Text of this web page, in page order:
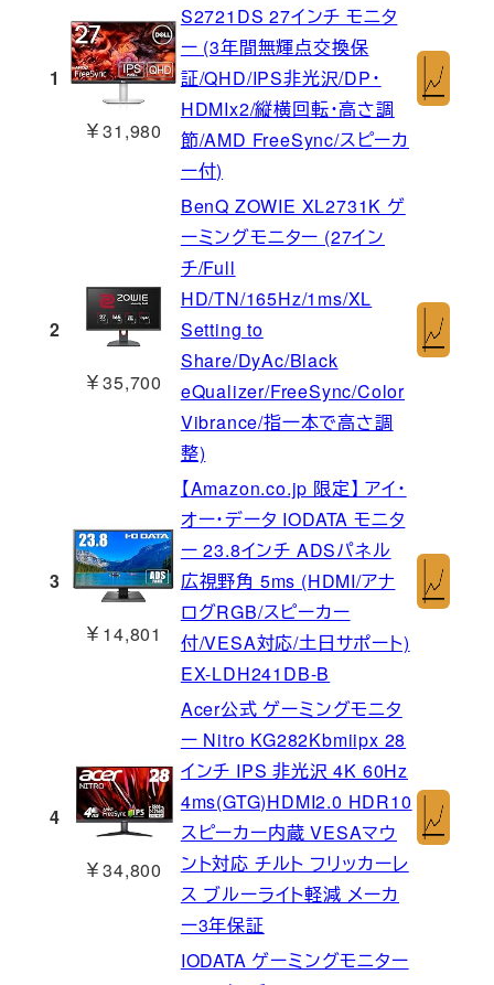
1
￥31,980
S2721DS 27インチ モニタ
ー (3年間無輝点交換保
証/QHD/IPS非光沢/DP・
HDMIx2/縦横回転・高さ調
節/AMD FreeSync/スピーカ
ー付)
2
￥35,700
BenQ ZOWIE XL2731K ゲ
ーミングモニター (27イン
チ/Full
HD/TN/165Hz/1ms/XL
Setting to
Share/DyAc/Black
eQualizer/FreeSync/Color
Vibrance/指一本で高さ調
整)
3
￥14,801
【Amazon.co.jp 限定】 アイ・
オー・データ IODATA モニタ
ー 23.8インチ ADSパネル
広視野角 5ms (HDMI/アナ
ログRGB/スピーカー
付/VESA対応/土日サポート)
EX-LDH241DB-B
4
￥34,800
Acer公式 ゲーミングモニタ
ー Nitro KG282Kbmiipx 28
インチ IPS 非光沢 4K 60Hz
4ms(GTG)HDMI2.0 HDR10
スピーカー内蔵 VESAマウ
ント対応 チルト フリッカーレ
ス ブルーライト軽減 メーカ
ー3年保証
IODATA ゲーミングモニター